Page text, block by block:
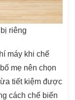
riêng
máy khi chế
mẹ nên chọn
tiết kiệm được
cách chế biến